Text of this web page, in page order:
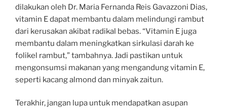
dilakukan oleh Dr. Maria Fernanda Reis Gavazzoni Dias,
vitamin E dapat membantu dalam melindungi rambut
dari kerusakan akibat radikal bebas. “Vitamin E juga
membantu dalam meningkatkan sirkulasi darah ke
folikel rambut,” tambahnya. Jadi pastikan untuk
mengonsumsi makanan yang mengandung vitamin E,
seperti kacang almond dan minyak zaitun.
Terakhir, jangan lupa untuk mendapatkan asupan